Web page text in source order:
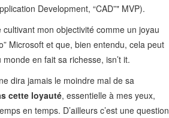
Development, “CAD”" MVP).
mon objectivité comme un joyau
Microsoft et que, bien entendu, cela peut
en fait sa richesse, isn’t it.
dira jamais le moindre mal de sa
cette loyauté, essentielle à mes yeux,
en temps. D’ailleurs c’est une question